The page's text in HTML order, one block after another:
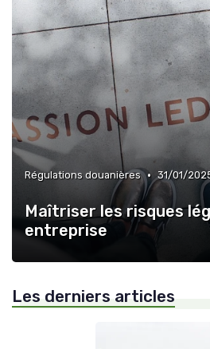
Régulations douanières • 31/01/
Maîtriser les risques
entreprise
Les derniers articles